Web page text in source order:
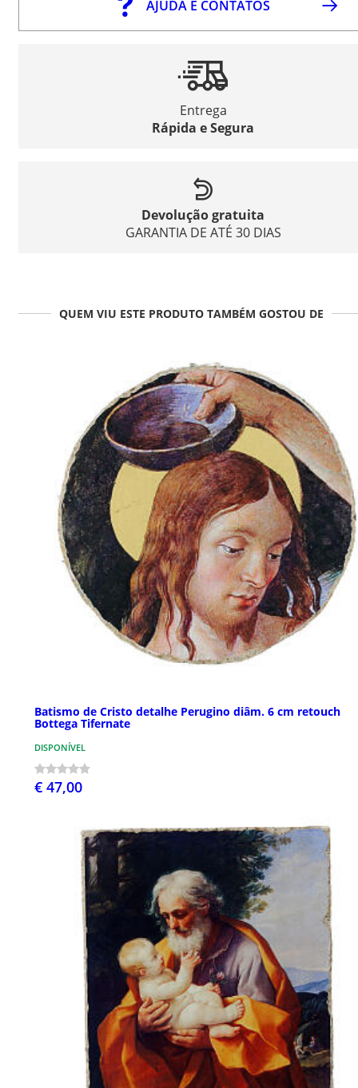
AJUDA E CONTATOS
Entrega
Rápida e Segura
Devolução gratuita
GARANTIA DE ATÉ 30 DIAS
QUEM VIU ESTE PRODUTO TAMBÉM GOSTOU DE
Batismo de Cristo detalhe Perugino diâm. 6 cm retouch
Bottega Tifernate
DISPONÍVEL
€ 47,00